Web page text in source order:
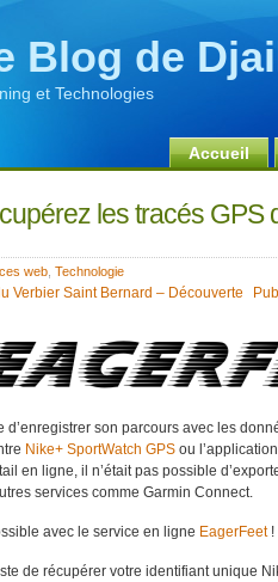
Blog de
et Technologies
Accueil
les tracés GPS
web Technologie
Verbier Saint Bernard – Découverte
d’enregistrer son parcours avec les
Nike+ SportWatch GPS ou l’application
en ligne, il n’était pas possible
services comme Garmin Connect.
avec le service en ligne EagerFeet!
de récupérer votre identifiant unique